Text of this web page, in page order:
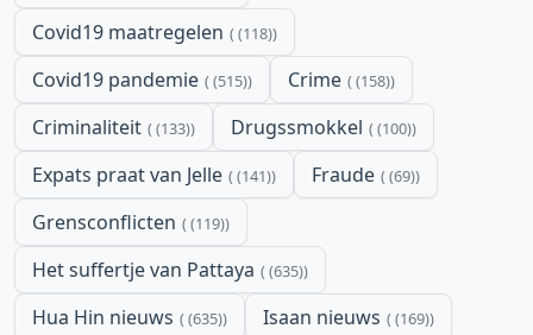
Covid19 maatregelen (118)
Covid19 pandemie (515) Crime (158)
Criminaliteit (133) Drugssmokkel (100)
Expats praat van Jelle (141) Fraude (69)
Grensconflicten (119)
Het suffertje van Pattaya (635)
Hua Hin nieuws (635) Isaan nieuws (169)